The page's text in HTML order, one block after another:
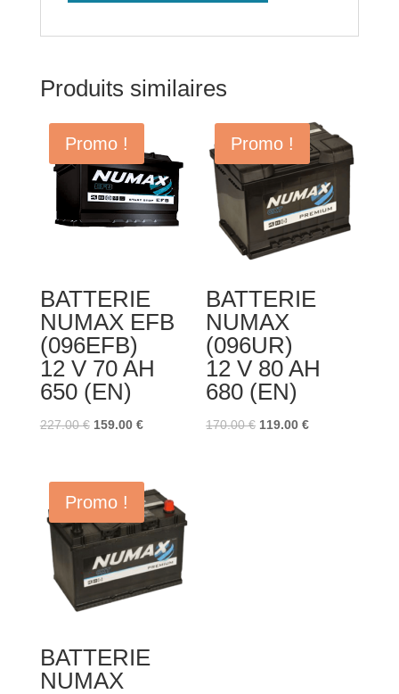
Produits similaires
Promo !
BATTERIE
NUMAX EFB
(096EFB)
12 V 70 AH
650 (EN)
227.00€ Le
était :
227.00 €.
159.00 €Le
est :
159.00 €.
Promo !
BATTERIE
NUMAX
(096UR)
12 V 80 AH
680 (EN)
170.00€ Le
119.00€Le
Promo !
BATTERIE
NUMAX